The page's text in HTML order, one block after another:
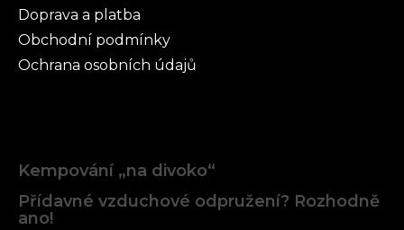
Doprava a platba
Obchodní podmínky
Ochrana osobních údajů
Kempování „na divoko“
Přídavné vzduchové odpružení? Rozhodně
ano!